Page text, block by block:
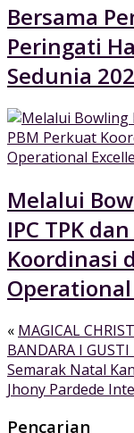
Bersama
Peringati
Sedunia
Melalui
IPC TPK
Koordinasi
« MAGICAL
BANDARA I GUSTI
Semarak Natal
Jhony Pardede
Pencarian